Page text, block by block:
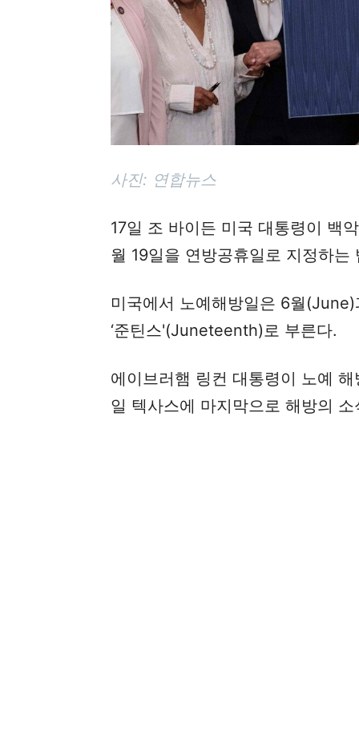
사진: 연합뉴스
17일 조 바이든 미국 대통령이 백
월 19일을 연방공휴일로 지정하
미국에서 노예해방일은 6월
‘준틴스'(Juneteenth)로 부른다.
에이브러햄 링컨 대통령이 노예
일 텍사스에 마지막으로 해방의